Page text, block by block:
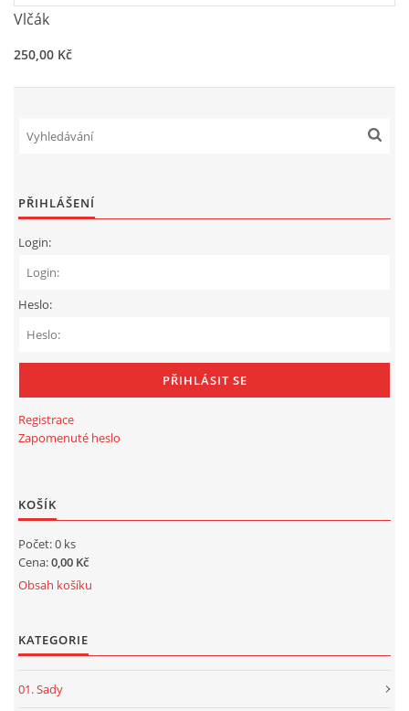
Vlčák
250,00 Kč
PŘIHLÁŠENÍ
Login:
Heslo:
Registrace
Zapomenuté heslo
KOŠÍK
Počet: 0 ks
Cena:0,00 Kč
Obsah košíku
KATEGORIE
01. Sady